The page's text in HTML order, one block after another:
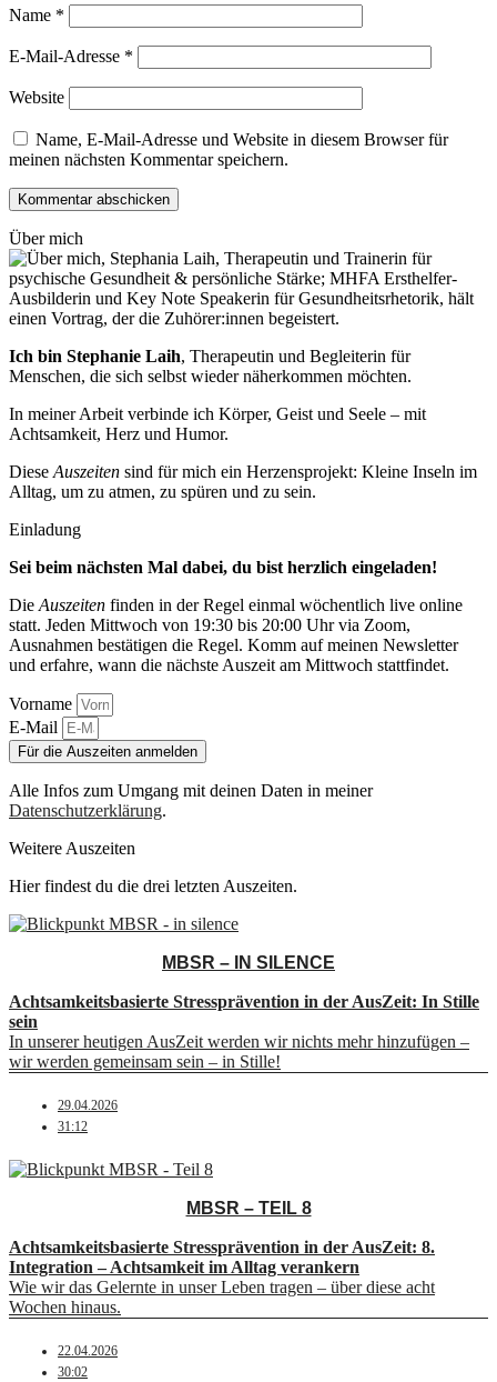
Name *
E-Mail-Adresse *
Website
Name, E-Mail-Adresse und Website in diesem Browser für
meinen nächsten Kommentar speichern.
Über mich
Ich bin Stephanie Laih, Therapeutin und Begleiterin für
Menschen, die sich selbst wieder näherkommen möchten.
In meiner Arbeit verbinde ich Körper, Geist und Seele – mit
Achtsamkeit, Herz und Humor.
Diese Auszeiten sind für mich ein Herzensprojekt: Kleine Inseln im
Alltag, um zu atmen, zu spüren und zu sein.
Einladung
Sei beim nächsten Mal dabei, du bist herzlich eingeladen!
Die Auszeiten finden in der Regel einmal wöchentlich live online
statt. Jeden Mittwoch von 19:30 bis 20:00 Uhr via Zoom,
Ausnahmen bestätigen die Regel. Komm auf meinen Newsletter
und erfahre, wann die nächste Auszeit am Mittwoch stattfindet.
Vorname
E-Mail
Für die Auszeiten anmelden
Alle Infos zum Umgang mit deinen Daten in meiner
Datenschutzerklärung.
Weitere Auszeiten
Hier findest du die drei letzten Auszeiten.
MBSR – IN SILENCE
Achtsamkeitsbasierte Stressprävention in der AusZeit: In Stille
sein
In unserer heutigen AusZeit werden wir nichts mehr hinzufügen –
wir werden gemeinsam sein – in Stille!
29.04.2026
31:12
MBSR – TEIL 8
Achtsamkeitsbasierte Stressprävention in der AusZeit: 8.
Integration – Achtsamkeit im Alltag verankern
Wie wir das Gelernte in unser Leben tragen – über diese acht
Wochen hinaus.
22.04.2026
30:02